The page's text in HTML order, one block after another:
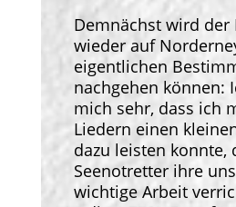
Demnächst wird der
wieder auf
eigentlichen
nachgehen können:
mich sehr, dass ich
Liedern einen
dazu leisten konnte,
Seenotretter ihre
wichtige Arbeit